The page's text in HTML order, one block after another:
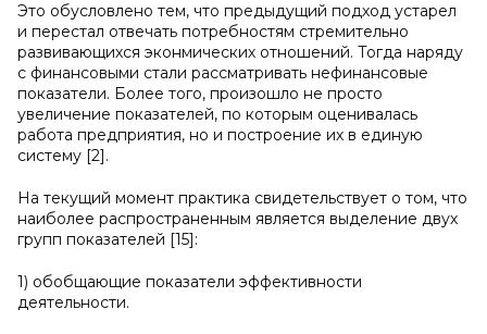
Это обусловлено тем, что предыдущий подход устарел
и перестал отвечать потребностям стремительно
развивающихся эконмических отношений. Тогда наряду
с финансовыми стали рассматривать нефинансовые
показатели. Более того, произошло не просто
увеличение показателей, по которым оценивалась
работа предприятия, но и построение их в единую
систему [2].
На текущий момент практика свидетельствует о том, что
наиболее распространенным является выделение двух
групп показателей [15]:
1) обобщающие показатели эффективности
деятельности.